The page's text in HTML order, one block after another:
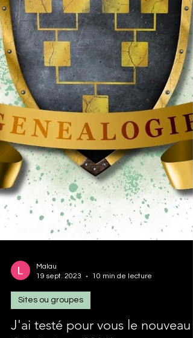
19 sept. 2023
Sites ou groupes